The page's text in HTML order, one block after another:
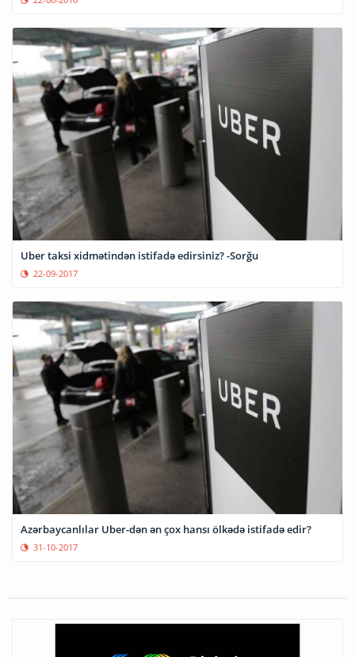
Uber taksi xidmətindən istifadə edirsiniz? -Sorğu
22-09-2017
Azərbaycanlılar Uber-dən ən çox hansı ölkədə istifadə edir?
31-10-2017